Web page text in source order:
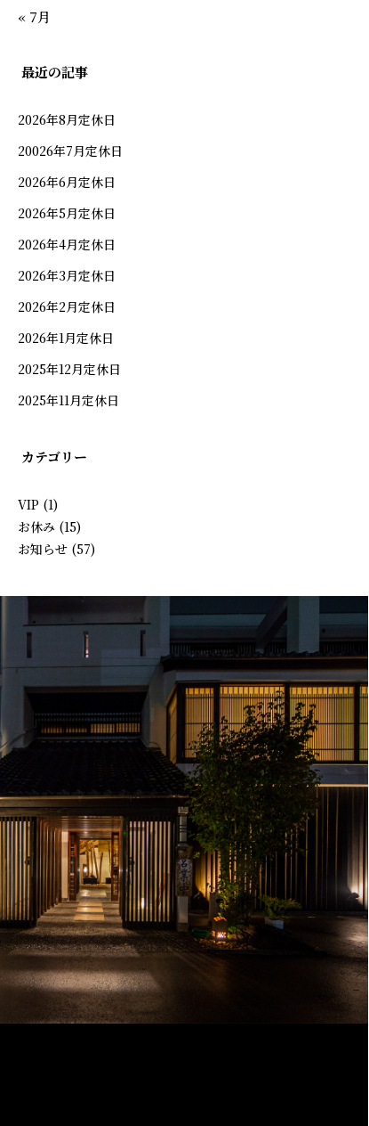
« 7月
最近の記事
2026年8月定休日
20026年7月定休日
2026年6月定休日
2026年5月定休日
2026年4月定休日
2026年3月定休日
2026年2月定休日
2026年1月定休日
2025年12月定休日
2025年11月定休日
カテゴリー
VIP (1)
お休み (15)
お知らせ (57)